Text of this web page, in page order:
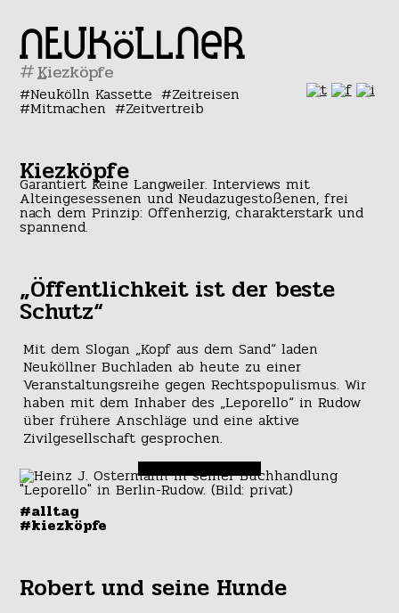
#
Neukölln Kassette Zeitreisen
Mitmachen Zeitvertreib
Kiezköpfe
Garantiert keine Langweiler. Interviews mit
Alteingesessenen und Neudazugestoßenen, frei
nach dem Prinzip: Offenherzig, charakterstark und
spannend.
„Öffentlichkeit ist der beste
Schutz“
Mit dem Slogan „Kopf aus dem Sand“ laden
Neuköllner Buchladen ab heute zu einer
Veranstaltungsreihe gegen Rechtspopulismus. Wir
haben mit dem Inhaber des „Leporello“ in Rudow
über frühere Anschläge und eine aktive
Zivilgesellschaft gesprochen.
#alltag
#kiezköpfe
Robert und seine Hunde